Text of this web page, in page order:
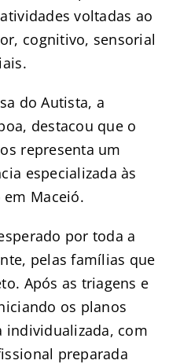
voltadas ao
cognitivo, sensorial
do Autista, a
destacou que o
representa um
especializada às
Maceió.
por toda a
pelas famílias que
Após as triagens e
os planos
individualizada, com
preparada